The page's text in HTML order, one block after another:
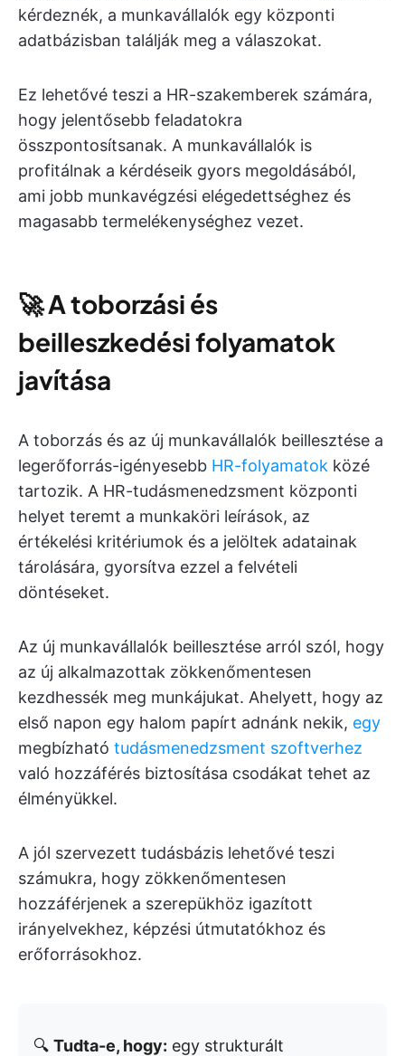
kérdeznék, a munkavállalók egy központi
adatbázisban találják meg a válaszokat.
Ez lehetővé teszi a HR-szakemberek számára,
hogy jelentősebb feladatokra
összpontosítsanak. A munkavállalók is
profitálnak a kérdéseik gyors megoldásából,
ami jobb munkavégzési elégedettséghez és
magasabb termelékenységhez vezet.
🚀A toborzási és
beilleszkedési folyamatok
javítása
A toborzás és az új munkavállalók beillesztése a
legerőforrás-igényesebb HR-folyamatok közé
tartozik. A HR-tudásmenedzsment központi
helyet teremt a munkaköri leírások, az
értékelési kritériumok és a jelöltek adatainak
tárolására, gyorsítva ezzel a felvételi
döntéseket.
Az új munkavállalók beillesztése arról szól, hogy
az új alkalmazottak zökkenőmentesen
kezdhessék meg munkájukat. Ahelyett, hogy az
első napon egy halom papírt adnánk nekik, egy
megbízható tudásmenedzsment szoftverhez
való hozzáférés biztosítása csodákat tehet az
élményükkel.
A jól szervezett tudásbázis lehetővé teszi
számukra, hogy zökkenőmentesen
hozzáférjenek a szerepükhöz igazított
irányelvekhez, képzési útmutatókhoz és
erőforrásokhoz.
🔍 Tudta-e, hogy: egy strukturált